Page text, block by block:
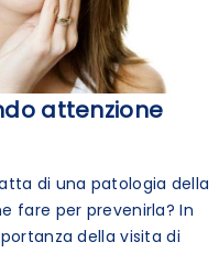
attenzione
di una patologia della
fare per prevenirla? In
della visita di